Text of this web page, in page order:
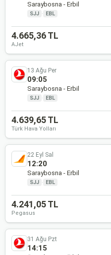
Saraybosna - Erbil
SJJ · EBL
4.665,36 TL
AJet
13 Ağu Per
09:05
Saraybosna - Erbil
SJJ · EBL
4.639,65 TL
Türk Hava Yolları
22 Eyl Sal
12:20
Saraybosna - Erbil
SJJ · EBL
4.241,05 TL
Pegasus
31 Ağu Pzt
14:15